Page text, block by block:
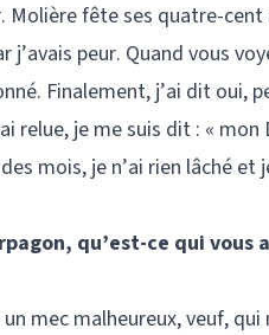
fête ses quatre-cent
peur. Quand vous
Finalement, j’ai dit oui,
relue, je me suis dit : «
mois, je n’ai rien lâché et
qu’est-ce qui vous
mec malheureux, veuf, qui